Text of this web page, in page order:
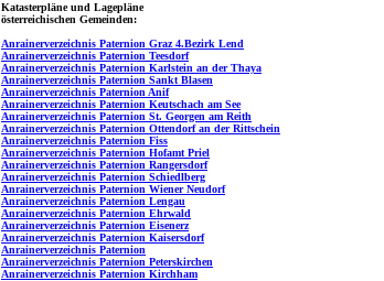
Katasterpläne und Lagepläne
österreichischen Gemeinden:
Anrainerverzeichnis Paternion Graz 4.Bezirk Lend
Anrainerverzeichnis Paternion Teesdorf
Anrainerverzeichnis Paternion Karlstein an der Thaya
Anrainerverzeichnis Paternion Sankt Blasen
Anrainerverzeichnis Paternion Anif
Anrainerverzeichnis Paternion Keutschach am See
Anrainerverzeichnis Paternion St. Georgen am Reith
Anrainerverzeichnis Paternion Ottendorf an der Rittschein
Anrainerverzeichnis Paternion Fiss
Anrainerverzeichnis Paternion Hofamt Priel
Anrainerverzeichnis Paternion Rangersdorf
Anrainerverzeichnis Paternion Schiedlberg
Anrainerverzeichnis Paternion Wiener Neudorf
Anrainerverzeichnis Paternion Lengau
Anrainerverzeichnis Paternion Ehrwald
Anrainerverzeichnis Paternion Eisenerz
Anrainerverzeichnis Paternion Kaisersdorf
Anrainerverzeichnis Paternion
Anrainerverzeichnis Paternion Peterskirchen
Anrainerverzeichnis Paternion Kirchham